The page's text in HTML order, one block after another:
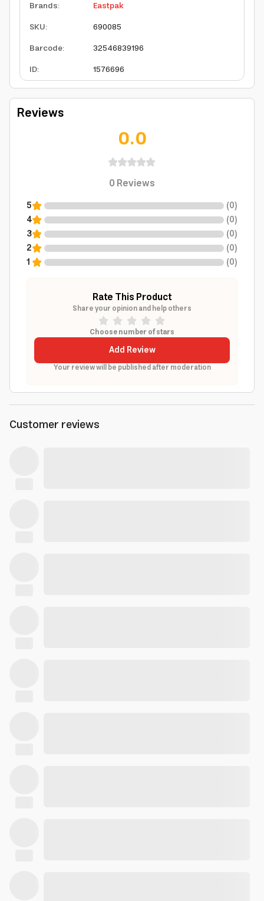
Brands:
Eastpak
SKU:
690085
Barcode:
32546839196
ID: 1576696
Reviews
0.0
0Reviews
5 (0)
4
(0)
3
(0)
2
(0)
1
(0)
Rate This Product
Share your opinion and help others
Choose number of stars
Add Review
Your review will be published after moderation
Customer reviews